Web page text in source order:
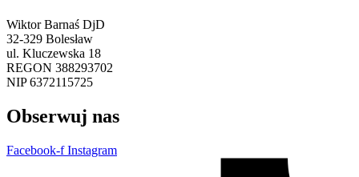
Wiktor Barnaś DjD
32-329 Bolesław
ul. Kluczewska 18
REGON 388293702
NIP 6372115725
Obserwuj nas
Facebook-f Instagram